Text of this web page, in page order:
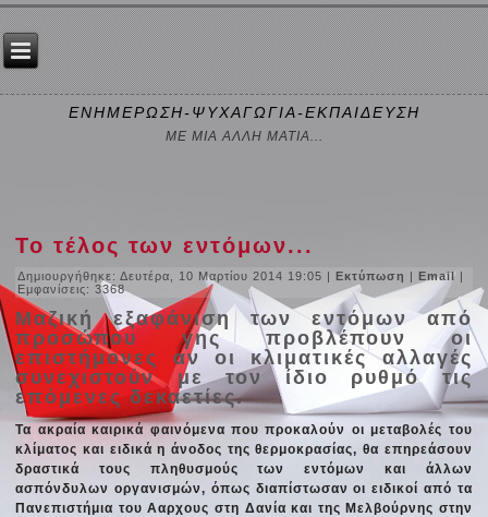
ΕΝΗΜΕΡΩΣΗ-ΨΥΧΑΓΩΓΙΑ-ΕΚΠΑΙΔΕΥΣΗ
ΜΕ ΜΙΑ ΑΛΛΗ ΜΑΤΙΑ...
Το τέλος των εντόμων...
Δημιουργήθηκε: Δευτέρα, 10 Μαρτίου 2014 19:05 |Εκτύπωση |Email |
Εμφανίσεις: 3368
Μαζική εξαφάνιση των εντόμων από
προσώπου γης προβλέπουν οι
επιστήμονες αν οι κλιματικές αλλαγές
συνεχιστούν με τον ίδιο ρυθμό τις
επόμενες δεκαετίες.
Τα ακραία καιρικά φαινόμενα που προκαλούν οι μεταβολές του
κλίματος και ειδικά η άνοδος της θερμοκρασίας, θα επηρεάσουν
δραστικά τους πληθυσμούς των εντόμων και άλλων
ασπόνδυλων οργανισμών, όπως διαπίστωσαν οι ειδικοί από τα
Πανεπιστήμια του Ααρχους στη Δανία και της Μελβούρνης στην